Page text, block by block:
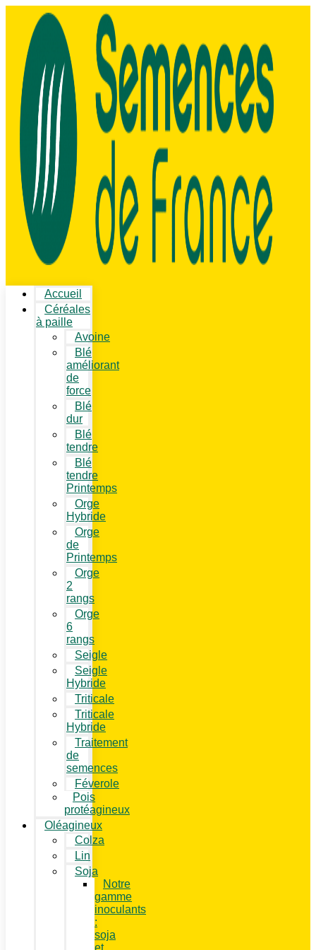
Accueil
Céréales
à paille
Avoine
Blé
améliorant
de
force
Blé
dur
Blé
tendre
Blé
tendre
Printemps
Orge
Hybride
Orge
de
Printemps
Orge
2
rangs
Orge
6
rangs
Seigle
Seigle
Hybride
Triticale
Triticale
Hybride
Traitement
de
semences
Féverole
Pois
protéagineux
Oléagineux
Colza
Lin
Soja
Notre
gamme
inoculants
:
soja
et